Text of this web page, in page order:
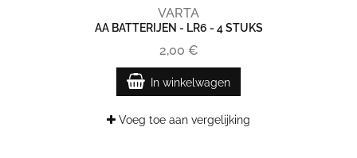
VARTA
AA BATTERIJEN - LR6 - 4 STUKS
2,00 €
In winkelwagen
Voeg toe aan vergelijking